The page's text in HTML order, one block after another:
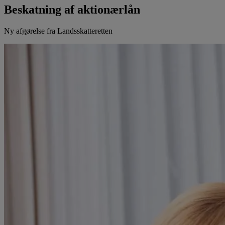
Beskatning af aktionærlån
Ny afgørelse fra Landsskatteretten